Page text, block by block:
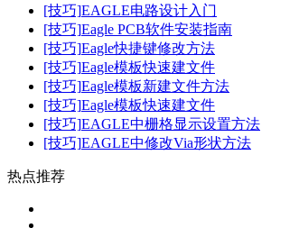
[技巧]EAGLE电路设计入门
[技巧]Eagle PCB软件安装指南
[技巧]Eagle快捷键修改方法
[技巧]Eagle模板快速建文件
[技巧]Eagle模板新建文件方法
[技巧]Eagle模板快速建文件
[技巧]EAGLE中栅格显示设置方法
[技巧]EAGLE中修改Via形状方法
热点推荐